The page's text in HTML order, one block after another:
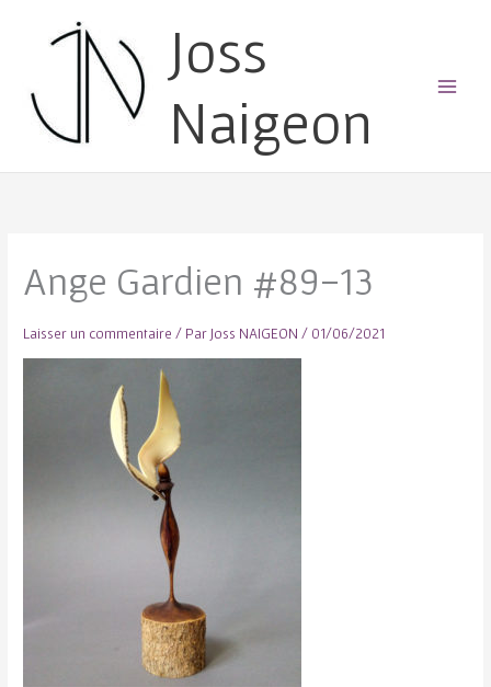
Joss
Naigeon
Ange Gardien #89-13
Laisser un commentaire / Par Joss NAIGEON / 01/06/2021